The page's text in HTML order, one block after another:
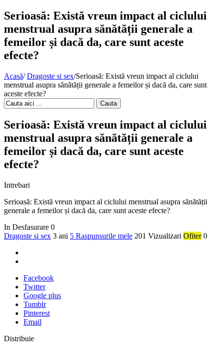
Serioasă: Există vreun impact al ciclului
menstrual asupra sănătății generale a
femeilor și dacă da, care sunt aceste
efecte?
Acasă/ Dragoste si sex/Serioasă: Există vreun impact al ciclului
menstrual asupra sănătății generale a femeilor și dacă da, care sunt
aceste efecte?
Cauta
Serioasă: Există vreun impact al ciclului
menstrual asupra sănătății generale a
femeilor și dacă da, care sunt aceste
efecte?
Intrebari
Serioasă: Există vreun impact al ciclului menstrual asupra sănătății
generale a femeilor și dacă da, care sunt aceste efecte?
In Desfasurare 0
Dragoste si sex 3 ani 5 Raspunsurile mele 201 Vizualizari Ofiter 0
Facebook
Twitter
Google plus
Tumblr
Pinterest
Email
Distribuie